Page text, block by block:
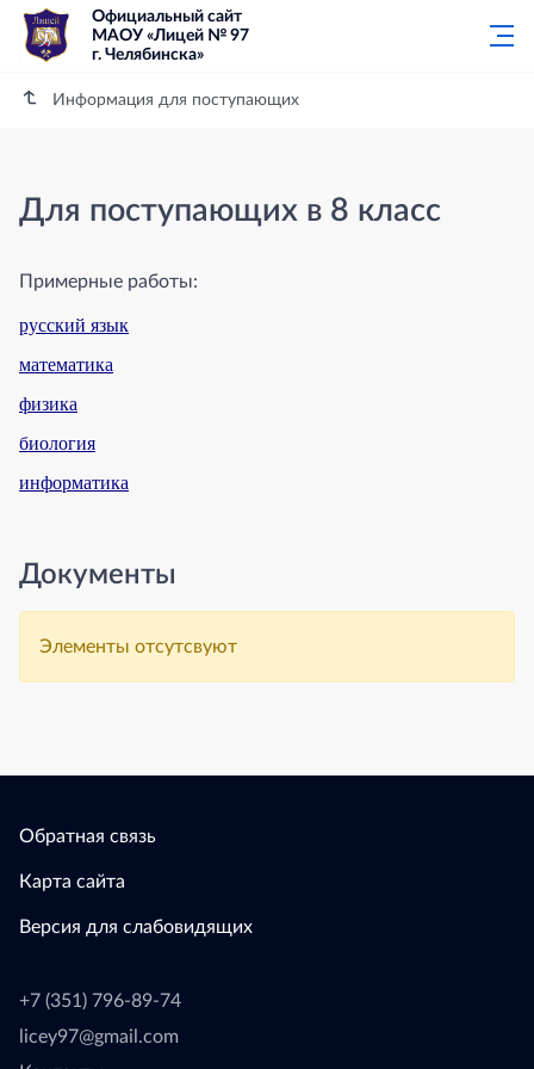
Официальный сайт
МАОУ «Лицей № 97
г. Челябинска»
Информация для поступающих
Для поступающих в 8 класс
Примерные работы:
русский язык
математика
физика
биология
информатика
Документы
Элементы отсутсвуют
Обратная связь
Карта сайта
Версия для слабовидящих
+7 (351) 796-89-74
licey97@gmail.com